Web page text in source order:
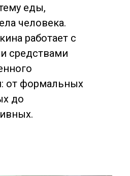
еды,
человека.
работает с
средствами
от формальных
до